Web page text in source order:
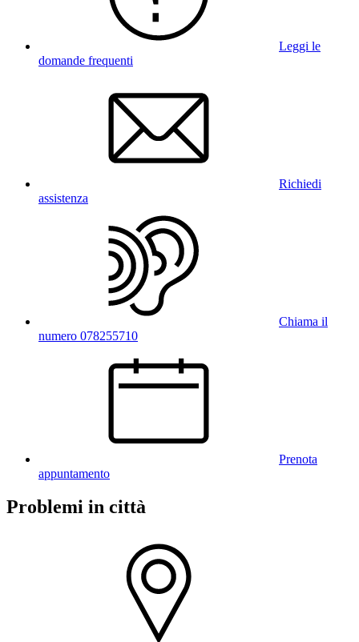
Leggi le
domande frequenti
Richiedi
assistenza
Chiama il
numero 078255710
Prenota
appuntamento
Problemi in città